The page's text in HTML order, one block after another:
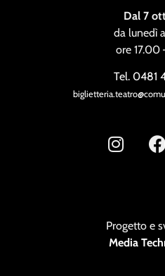
Dal 7
da lunedì
ore 17.00
Tel. 0481
Progetto e
Media